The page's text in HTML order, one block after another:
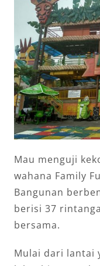
Mau menguji
wahana Family
Bangunan
berisi 37
bersama.
Mulai dari lantai